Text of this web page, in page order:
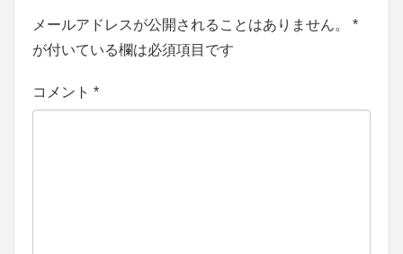
メールアドレスが公開されることはありません。
*
が付いている欄は必須項目です
コメント *